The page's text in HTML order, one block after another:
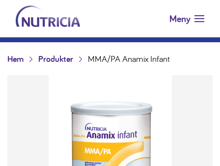
Hoppa till innehåll
Nutricia.se Meny
Hem Produkter MMA/PA Anamix Infant